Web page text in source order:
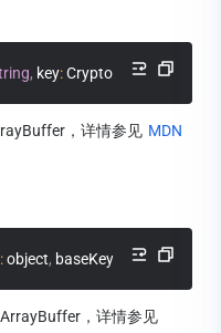
, key: CryptoKey): Promise
，详情参见 MDN
: object, baseKey CryptoKey